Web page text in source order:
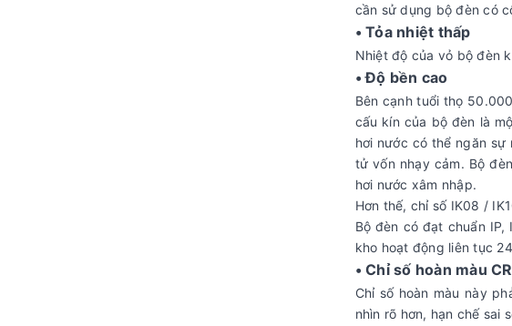
cần sử dụng bộ đèn có
• Tỏa nhiệt thấp
Nhiệt độ của vỏ bộ đèn
• Độ bền cao
Bên cạnh tuổi thọ
cấu kín của bộ đèn là
hơi nước có thể ngăn
tử vốn nhạy cảm. Bộ
hơi nước xâm nhập.
Hơn thế, chỉ số IK08 /
Bộ đèn có đạt chuẩn
kho hoạt động liên tục
• Chỉ số hoàn màu
Chỉ số hoàn màu này
nhìn rõ hơn, hạn chế sai